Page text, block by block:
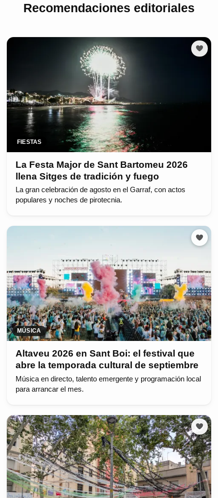
Recomendaciones editoriales
FIESTAS
La Festa Major de Sant Bartomeu 2026
llena Sitges de tradición y fuego
La gran celebración de agosto en el Garraf, con actos
populares y noches de pirotecnia.
MÚSICA
Altaveu 2026 en Sant Boi: el festival que
abre la temporada cultural de septiembre
Música en directo, talento emergente y programación local
para arrancar el mes.